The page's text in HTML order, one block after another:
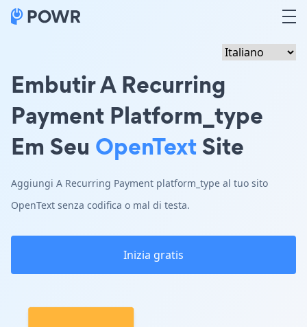
Embutir A Recurring
Payment Platform_type
Em Seu OpenTextSite
Aggiungi A Recurring Payment platform_type al tuo sito
OpenText senza codifica o mal di testa.
Inizia gratis